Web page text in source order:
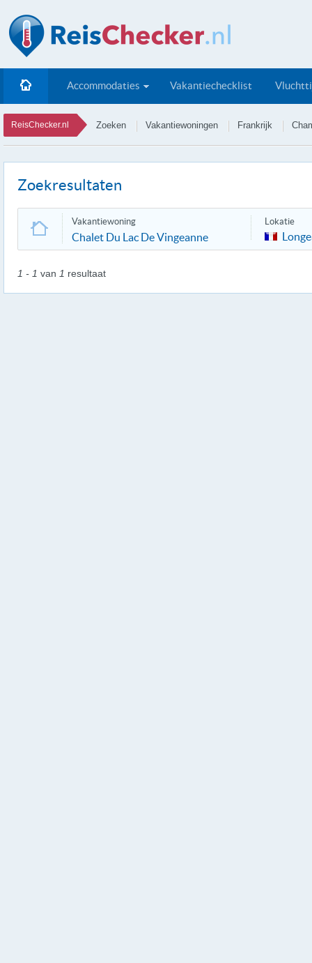
Accommodaties Vakantiechecklist
ReisChecker.nl Zoeken Vakantiewoningen Frankrijk
Zoekresultaten
Vakantiewoning
Chalet Du Lac De Vingeanne
Lokatie
1 - 1 van 1 resultaat